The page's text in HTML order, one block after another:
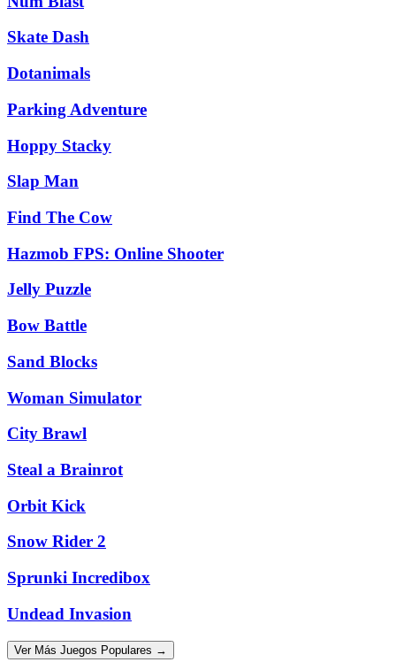
Skate Dash
Dotanimals
Parking Adventure
Hoppy Stacky
Slap Man
Find The Cow
Hazmob FPS: Online Shooter
Jelly Puzzle
Bow Battle
Sand Blocks
Woman Simulator
City Brawl
Steal a Brainrot
Orbit Kick
Snow Rider 2
Sprunki Incredibox
Undead Invasion
Ver Más Juegos Populares →